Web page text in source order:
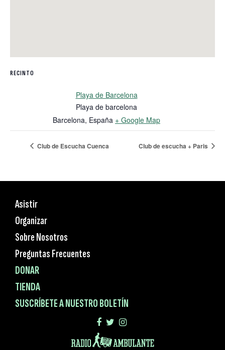
RECINTO
Playa de Barcelona
Playa de barcelona
Barcelona, España + Google Map
Club de Escucha Cuenca Club de escucha + Paris
Asistir
Organizar
Sobre Nosotros
Preguntas Frecuentes
DONAR
TIENDA
SUSCRÍBETE A NUESTRO BOLETÍN